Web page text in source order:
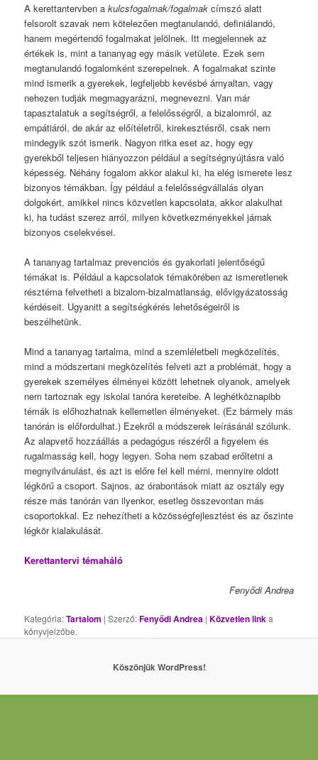
A kerettantervben akulcsfogalmak/fogalmak címszó alatt
felsorolt szavak nem kötelezően megtanulandó, definiálandó,
hanem megértendő fogalmakat jelölnek. Itt megjelennek az
értékek is, mint a tananyag egy másik vetülete. Ezek sem
megtanulandó fogalomként szerepelnek. A fogalmakat szinte
mind ismerik a gyerekek, legfeljebb kevésbé árnyaltan, vagy
nehezen tudják megmagyarázni, megnevezni. Van már
tapasztalatuk a segítségről, a felelősségről, a bizalomról, az
empátiáról, de akár az előítéletről, kirekesztésről, csak nem
mindegyik szót ismerik. Nagyon ritka eset az, hogy egy
gyerekből teljesen hiányozzon például a segítségnyújtásra való
képesség. Néhány fogalom akkor alakul ki, ha elég ismerete lesz
bizonyos témákban. Így például a felelősségvállalás olyan
dolgokért, amikkel nincs közvetlen kapcsolata, akkor alakulhat
ki, ha tudást szerez arról, milyen következményekkel járnak
bizonyos cselekvései.
A tananyag tartalmaz prevenciós és gyakorlati jelentőségű
témákat is. Például a kapcsolatok témakörében az ismeretlenek
résztéma felvetheti a bizalom-bizalmatlanság, elővigyázatosság
kérdéseit. Ugyanitt a segítségkérés lehetőségeiről is
beszélhetünk.
Mind a tananyag tartalma, mind a szemléletbeli megközelítés,
mind a módszertani megközelítés felveti azt a problémát, hogy a
gyerekek személyes élményei között lehetnek olyanok, amelyek
nem tartoznak egy iskolai tanóra kereteibe. A leghétköznapibb
témák is előhozhatnak kellemetlen élményeket. (Ez bármely más
tanórán is előfordulhat.) Ezekről a módszerek leírásánál szólunk.
Az alapvető hozzáállás a pedagógus részéről a figyelem és
rugalmasság kell, hogy legyen. Soha nem szabad erőltetni a
megnyilvánulást, és azt is előre fel kell mérni, mennyire oldott
légkörű a csoport. Sajnos, az órabontások miatt az osztály egy
része más tanórán van ilyenkor, esetleg összevontan más
csoportokkal. Ez nehezítheti a közösségfejlesztést és az őszinte
légkör kialakulását.
Kerettantervi témaháló
Fenyődi Andrea
Kategória:Tartalom | Szerző:Fenyődi Andrea |Közvetlen linka
könyvjelzőbe.
Köszönjük WordPress!